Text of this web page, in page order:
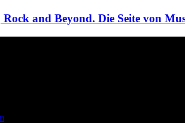
Rock and Beyond. Die Seite von